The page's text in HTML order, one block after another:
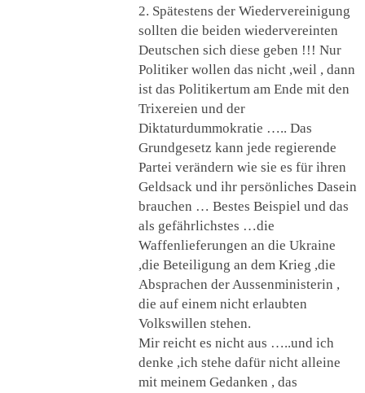
2. Spätestens der Wiedervereinigung
sollten die beiden wiedervereinten
Deutschen sich diese geben !!! Nur
Politiker wollen das nicht ,weil , dann
ist das Politikertum am Ende mit den
Trixereien und der
Diktaturdummokratie ….. Das
Grundgesetz kann jede regierende
Partei verändern wie sie es für ihren
Geldsack und ihr persönliches Dasein
brauchen … Bestes Beispiel und das
als gefährlichstes …die
Waffenlieferungen an die Ukraine
,die Beteiligung an dem Krieg ,die
Absprachen der Aussenministerin ,
die auf einem nicht erlaubten
Volkswillen stehen.
Mir reicht es nicht aus …..und ich
denke ,ich stehe dafür nicht alleine
mit meinem Gedanken , das